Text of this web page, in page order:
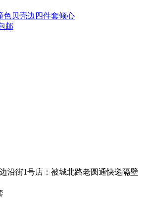
色贝壳边四件套倾心
邮
沿街1号店：被城北路老圆通快递隔壁